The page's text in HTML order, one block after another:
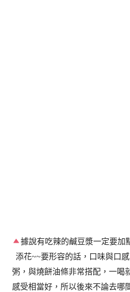
據說有吃辣的鹹豆漿一定要加
添花~~要形容的話，口味與口
粥，與燒餅油條非常搭配，一喝
感受相當好，所以後來不論去哪